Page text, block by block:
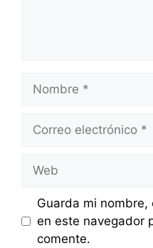
electrónico
Guarda mi
en este navegador
comente.